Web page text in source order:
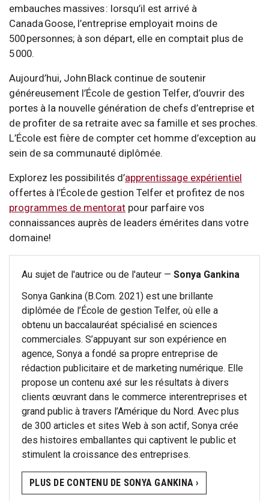
embauches massives : lorsqu’il est arrivé à
Canada Goose, l’entreprise employait moins de
500 personnes; à son départ, elle en comptait plus de
5 000.
Aujourd’hui, John Black continue de soutenir
généreusement l’École de gestion Telfer, d’ouvrir des
portes à la nouvelle génération de chefs d’entreprise et
de profiter de sa retraite avec sa famille et ses proches.
L’École est fière de compter cet homme d’exception au
sein de sa communauté diplômée.
Explorez les possibilités d’apprentissage expérientiel
offertes à l’École de gestion Telfer et profitez de nos
programmes de mentorat pour parfaire vos
connaissances auprès de leaders émérites dans votre
domaine!
Au sujet de l'autrice ou de l'auteur — Sonya Gankina
Sonya Gankina (B.Com. 2021) est une brillante
diplômée de l’École de gestion Telfer, où elle a
obtenu un baccalauréat spécialisé en sciences
commerciales. S’appuyant sur son expérience en
agence, Sonya a fondé sa propre entreprise de
rédaction publicitaire et de marketing numérique. Elle
propose un contenu axé sur les résultats à divers
clients œuvrant dans le commerce interentreprises et
grand public à travers l’Amérique du Nord. Avec plus
de 300 articles et sites Web à son actif, Sonya crée
des histoires emballantes qui captivent le public et
stimulent la croissance des entreprises.
PLUS DE CONTENU DE SONYA GANKINA ›